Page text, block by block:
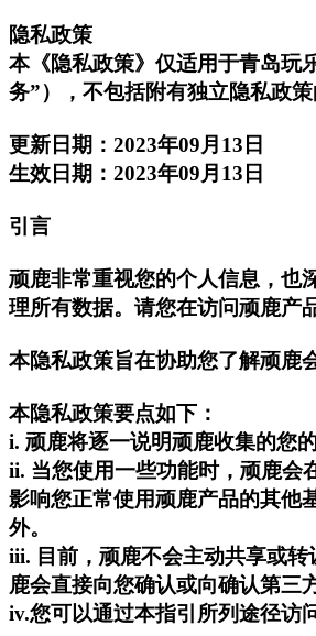
隐私政策
本《隐私政策》仅适用于青岛玩
务”），不包括附有独立隐私政
更新日期：2023年09月13日
生效日期：2023年09月13日
引言
顽鹿非常重视您的个人信息，也
理所有数据。请您在访问顽鹿产
本隐私政策旨在协助您了解顽鹿
本隐私政策要点如下：
i. 顽鹿将逐一说明顽鹿收集的您
ii. 当您使用一些功能时，顽鹿会
影响您正常使用顽鹿产品的其他
外。
iii. 目前，顽鹿不会主动共享或
鹿会直接向您确认或向确认第三
iv.您可以通过本指引所列途径访